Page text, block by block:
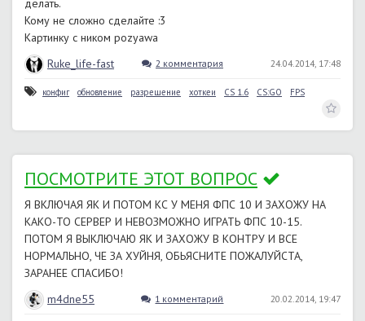
делать.
Кому не сложно сделайте :3
Картинку с ником pozyawa
Ruke_life-fast
2 комментария 24.04.2014, 17:48
конфиг обновление разрешение хоткеи CS 1.6 CS:GO FPS
ПОСМОТРИТЕ ЭТОТ ВОПРОС
Я ВКЛЮЧАЯ ЯК И ПОТОМ КС У МЕНЯ ФПС 10 И ЗАХОЖУ НА
КАКО-ТО СЕРВЕР И НЕВОЗМОЖНО ИГРАТЬ ФПС 10-15.
ПОТОМ Я ВЫКЛЮЧАЮ ЯК И ЗАХОЖУ В КОНТРУ И ВСЕ
НОРМАЛЬНО, ЧЕ ЗА ХУЙНЯ, ОБЬЯСНИТЕ ПОЖАЛУЙСТА,
ЗАРАНЕЕ СПАСИБО!
m4dne55
1 комментарий 20.02.2014, 19:47